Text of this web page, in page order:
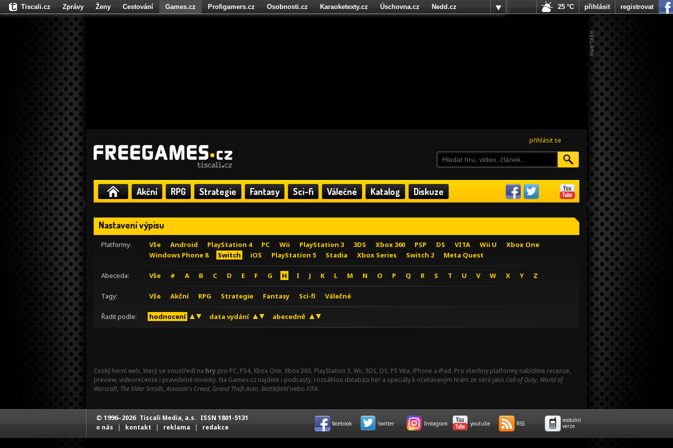
přihlásit se
Akční RPG Strategie Fantasy Sci-fi Válečné Katalog Diskuze
Nastavení výpisu
Platformy: Vše Android PlayStation 4 PC Wii PlayStation 3 3DS Xbox 360 PSP DS VITA Wii U
Xbox One
Windows Phone 8
Switch iOS PlayStation 5 Stadia Xbox Series Switch 2 Meta Quest
Abeceda: Vše # A B C D E F G H I J K L M N O P Q R S T U V W X Y Z
Tagy: Vše Akční RPG Strategie Fantasy Sci-fi Válečné
Řadit podle: hodnocení data vydání abecedně
Český herní web, který se soustředí na hry pro PC, PS4, Xbox One, Xbox 360, PlayStation 3, Wii, 3DS, DS, PS Vita, iPhone a iPad. Pro všechny platformy nabízíme recenze,
preview, videorecenze i pravidelné novinky. Na Games.cz najdete i podcasty, rozsáhlou databázi her a speciály k očekávaným hrám ze sérií jako Call of Duty, World of
Warcraft, The Elder Scrolls,Assassin's Creed, Grand Theft Auto, Battlefield nebo FIFA.
Tiscali.cz Zprávy Ženy Cestování Games.cz Profigamers.cz Osobnosti.cz Karaoketexty.cz Úschovna.cz
Nedd.cz
Fights.cz
25 °C přihlásit registrovat
© 1996–2026 Tiscali Media, a.s. ISSN 1801-5131
o nás | kontakt | reklama | redakce facebook twitter Instagram youtube RSS
mobilní
verze